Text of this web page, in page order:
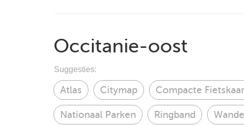
Occitanie-oost
Suggesties:
Atlas Citymap Compacte
Nationaal Parken Ringband